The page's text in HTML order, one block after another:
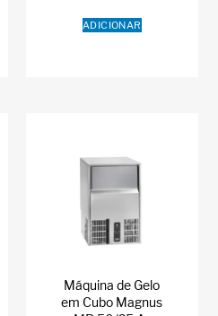
ADICIONAR
Máquina de Gelo
em Cubo Magnus